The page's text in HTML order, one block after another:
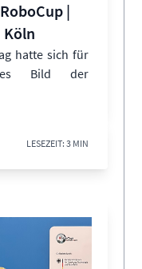
|
Köln
hatte sich für
Bild der
LESEZEIT: 3 MIN